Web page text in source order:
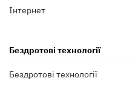
Інтернет
Бездротові технології
Бездротові технології